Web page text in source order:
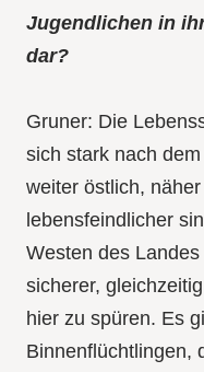
Jugendlichen in
dar?
Gruner: Die
sich stark nach
weiter östlich,
lebensfeindlicher
Westen des
sicherer,
hier zu spüren. Es
Binnenflüchtlingen,